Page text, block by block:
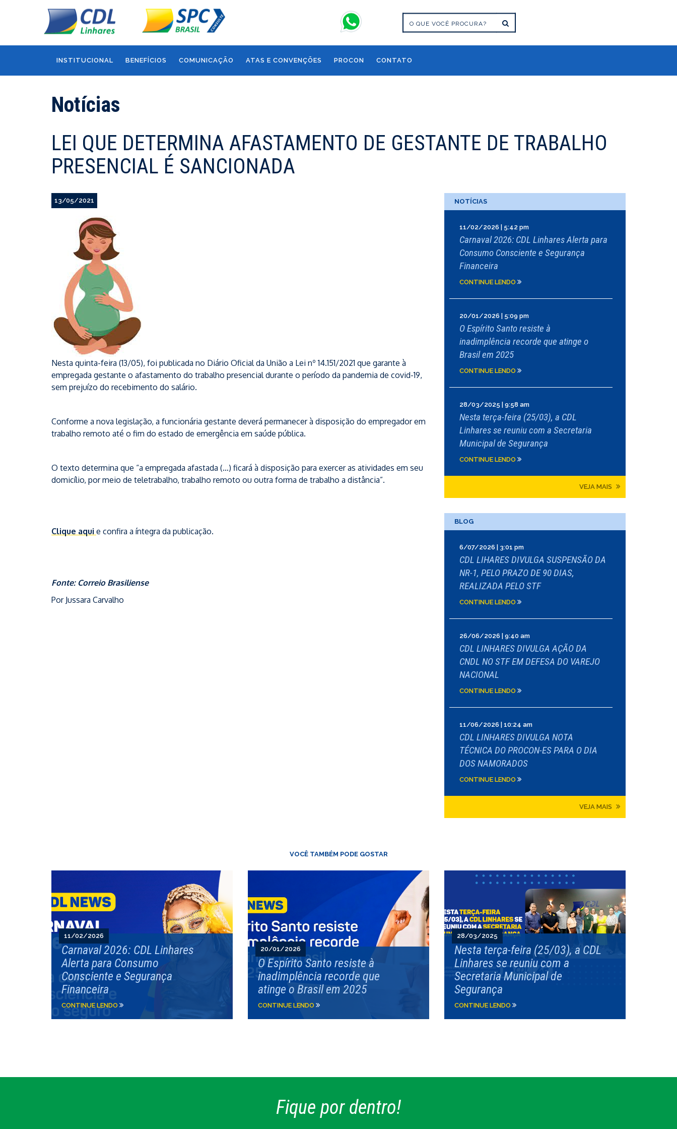
INSTITUCIONAL BENEFÍCIOS COMUNICAÇÃO ATAS E CONVENÇÕES PROCON CONTATO
Notícias
LEI QUE DETERMINA AFASTAMENTO DE GESTANTE DE TRABALHO
PRESENCIAL É SANCIONADA
13/05/2021
Nesta quinta-feira (13/05), foi publicada no Diário Oficial da União a Lei nº 14.151/2021 que garante à
empregada gestante o afastamento do trabalho presencial durante o período da pandemia de covid-19,
sem prejuízo do recebimento do salário.
Conforme a nova legislação, a funcionária gestante deverá permanecer à disposição do empregador em
trabalho remoto até o fim do estado de emergência em saúde pública.
O texto determina que “a empregada afastada (…) ficará à disposição para exercer as atividades em seu
domicílio, por meio de teletrabalho, trabalho remoto ou outra forma de trabalho a distância”.
Clique aqui e confira a íntegra da publicação.
Fonte: Correio Brasiliense
Por Jussara Carvalho
NOTÍCIAS
11/02/2026 | 5:42 pm
Carnaval 2026: CDL Linhares Alerta para
Consumo Consciente e Segurança
Financeira
CONTINUE LENDO
20/01/2026 | 5:09 pm
O Espírito Santo resiste à
inadimplência recorde que atinge o
Brasil em 2025
CONTINUE LENDO
28/03/2025 | 9:58 am
Nesta terça-feira (25/03), a CDL
Linhares se reuniu com a Secretaria
Municipal de Segurança
CONTINUE LENDO
VEJA MAIS
BLOG
6/07/2026 | 3:01 pm
CDL LIHARES DIVULGA SUSPENSÃO DA
NR-1, PELO PRAZO DE 90 DIAS,
REALIZADA PELO STF
CONTINUE LENDO
26/06/2026 | 9:40 am
CDL LINHARES DIVULGA AÇÃO DA
CNDL NO STF EM DEFESA DO VAREJO
NACIONAL
CONTINUE LENDO
11/06/2026 | 10:24 am
CDL LINHARES DIVULGA NOTA
TÉCNICA DO PROCON-ES PARA O DIA
DOS NAMORADOS
CONTINUE LENDO
VEJA MAIS
VOCÊ TAMBÉM PODE GOSTAR
11/02/2026
Carnaval 2026: CDL Linhares
Alerta para Consumo
Consciente e Segurança
Financeira
CONTINUE LENDO
20/01/2026
O Espírito Santo resiste à
inadimplência recorde que
atinge o Brasil em 2025
CONTINUE LENDO
28/03/2025
Nesta terça-feira (25/03), a CDL
Linhares se reuniu com a
Secretaria Municipal de
Segurança
CONTINUE LENDO
Fique por dentro!